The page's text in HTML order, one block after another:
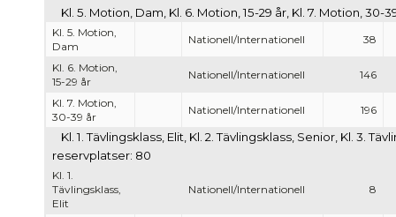
Kl. 5. Motion, Dam, Kl. 6. Motion, 15-29 år, Kl. 7. Motion,
Kl. 5. Motion,
Dam
Nationell/Internationell 38
Kl. 6. Motion,
15-29 år
Nationell/Internationell 146
Kl. 7. Motion,
30-39 år
Nationell/Internationell 196
Kl. 1. Tävlingsklass, Elit, Kl. 2. Tävlingsklass, Senior, Kl. 3.
reservplatser: 80
Kl. 1.
Tävlingsklass,
Elit
Nationell/Internationell 8